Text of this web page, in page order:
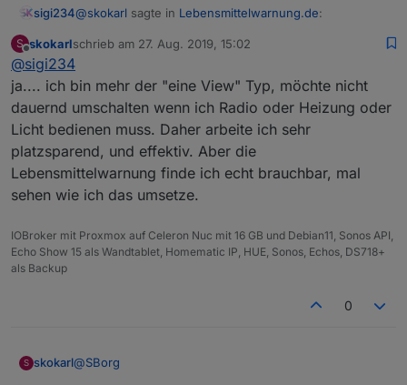
sigi234@skokarl sagte in Lebensmittelwarnung.de:
laufen lassen.
Ein Laufband baucht aber viele Ressourcen (hängt
teilweise bei mir) .
Ein DP Html und dann mit Sichtbarkeit wäre auch
gut..........
S
Offline
skokarlschrieb am 27. Aug. 2019, 15:02
zuletzt editiert von
@sigi234
ja.... ich bin mehr der "eine View" Typ, möchte nicht
dauernd umschalten wenn ich Radio oder Heizung oder
Licht bedienen muss. Daher arbeite ich sehr
platzsparend, und effektiv. Aber die
Lebensmittelwarnung finde ich echt brauchbar, mal
sehen wie ich das umsetze.
IOBroker mit Proxmox auf Celeron Nuc mit 16 GB und Debian11, Sonos API,
Echo Show 15 als Wandtablet, Homematic IP, HUE, Sonos, Echos, DS718+
als Backup
0
S skokarl@SBorg